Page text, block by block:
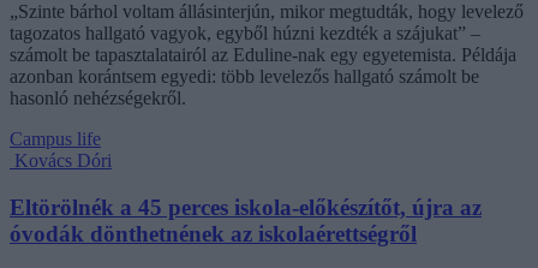
„Szinte bárhol voltam állásinterjún, mikor megtudták, hogy levelező
tagozatos hallgató vagyok, egyből húzni kezdték a szájukat” –
számolt be tapasztalatairól az Eduline-nak egy egyetemista. Példája
azonban korántsem egyedi: több levelezős hallgató számolt be
hasonló nehézségekről.
Campus life
Kovács Dóri
Eltörölnék a 45 perces iskola-előkészítőt, újra az
óvodák dönthetnének az iskolaérettségről